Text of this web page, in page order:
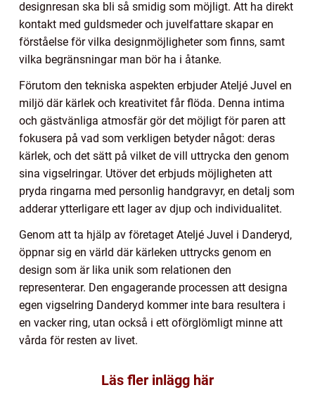
designresan ska bli så smidig som möjligt. Att ha direkt
kontakt med guldsmeder och juvelfattare skapar en
förståelse för vilka designmöjligheter som finns, samt
vilka begränsningar man bör ha i åtanke.
Förutom den tekniska aspekten erbjuder Ateljé Juvel en
miljö där kärlek och kreativitet får flöda. Denna intima
och gästvänliga atmosfär gör det möjligt för paren att
fokusera på vad som verkligen betyder något: deras
kärlek, och det sätt på vilket de vill uttrycka den genom
sina vigselringar. Utöver det erbjuds möjligheten att
pryda ringarna med personlig handgravyr, en detalj som
adderar ytterligare ett lager av djup och individualitet.
Genom att ta hjälp av företaget Ateljé Juvel i Danderyd,
öppnar sig en värld där kärleken uttrycks genom en
design som är lika unik som relationen den
representerar. Den engagerande processen att designa
egen vigselring Danderyd kommer inte bara resultera i
en vacker ring, utan också i ett oförglömligt minne att
vårda för resten av livet.
Läs fler inlägg här